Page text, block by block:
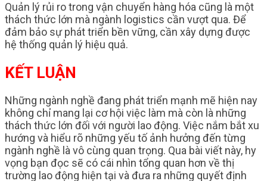
Quản lý rủi ro trong vận chuyển hàng hóa cũng là một
thách thức lớn mà ngành logistics cần vượt qua. Để
đảm bảo sự phát triển bền vững, cần xây dựng được
hệ thống quản lý hiệu quả.
KẾT LUẬN
Những ngành nghề đang phát triển mạnh mẽ hiện nay
không chỉ mang lại cơ hội việc làm mà còn là những
thách thức lớn đối với người lao động. Việc nắm bắt xu
hướng và hiểu rõ những yếu tố ảnh hưởng đến từng
ngành nghề là vô cùng quan trọng. Qua bài viết này, hy
vọng bạn đọc sẽ có cái nhìn tổng quan hơn về thị
trường lao động hiện tại và đưa ra những quyết định